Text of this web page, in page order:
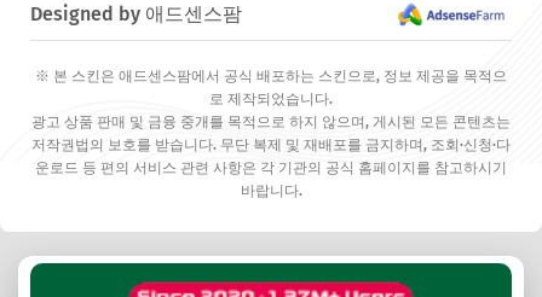
Designed by 애드센스팜
※ 본 스킨은 애드센스팜에서 공식 배포하는 스킨으로, 정보 제공을 목적으
로 제작되었습니다.
광고 상품 판매 및 금융 중개를 목적으로 하지 않으며, 게시된 모든 콘텐츠는
저작권법의 보호를 받습니다. 무단 복제 및 재배포를 금지하며, 조회·신청·다
운로드 등 편의 서비스 관련 사항은 각 기관의 공식 홈페이지를 참고하시기
바랍니다.